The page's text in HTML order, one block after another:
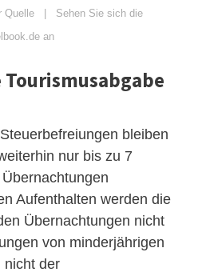
Quelle | Sehen Sie sich die
an
Tourismusabgabe
bleiben
nur bis zu 7
Aufenthalten werden die
Übernachtungen nicht
von minderjährigen
nicht der